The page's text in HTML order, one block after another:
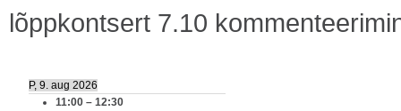
lõppkontsert 7.10
P, 9. aug 2026
11:00 – 12:30